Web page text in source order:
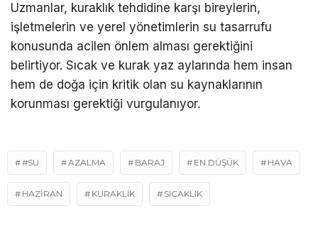
Uzmanlar, kuraklık tehdidine karşı bireylerin,
işletmelerin ve yerel yönetimlerin su tasarrufu
konusunda acilen önlem alması gerektiğini
belirtiyor. Sıcak ve kurak yaz aylarında hem insan
hem de doğa için kritik olan su kaynaklarının
korunması gerektiği vurgulanıyor.
#SU AZALMA BARAJ EN DÜŞÜK HAVA
HAZIRAN KURAKLIK SICAKLIK